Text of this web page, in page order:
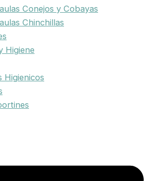
Conejos y Cobayas
Chinchillas
Higiene
Higienicos